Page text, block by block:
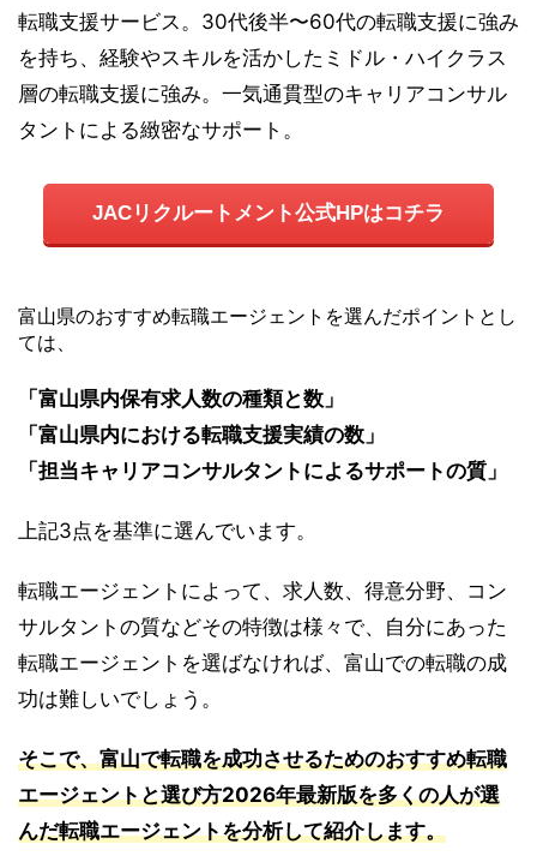
転職支援サービス。30代後半〜60代の転職支援に強み
を持ち、経験やスキルを活かしたミドル・ハイクラス
層の転職支援に強み。一気通貫型のキャリアコンサル
タントによる緻密なサポート。
JACリクルートメント公式HPはコチラ
富山県のおすすめ転職エージェントを選んだポイントとし
ては、
「富山県内保有求人数の種類と数」
「富山県内における転職支援実績の数」
「担当キャリアコンサルタントによるサポートの質」
上記3点を基準に選んでいます。
転職エージェントによって、求人数、得意分野、コン
サルタントの質などその特徴は様々で、自分にあった
転職エージェントを選ばなければ、富山での転職の成
功は難しいでしょう。
そこで、富山で転職を成功させるためのおすすめ転職
エージェントと選び方2026年最新版を多くの人が選
んだ転職エージェントを分析して紹介します。